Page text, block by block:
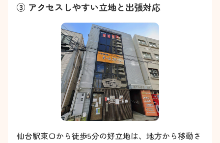
③ アクセスしやすい立地と出張対応
仙台駅東口から徒歩5分の好立地は、地方から移動さ